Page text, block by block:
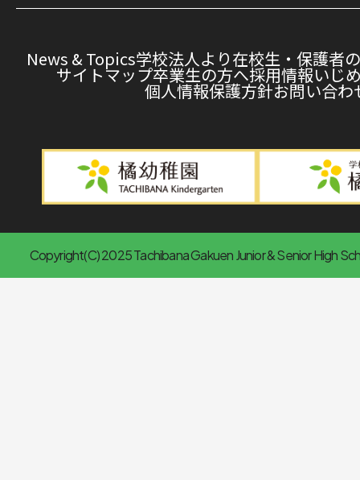
News & Topics学校法人より在校生・保護者
サイトマップ卒業生の方へ採用情報いじ
個人情報保護方針お問い合わ
Copyright(C) 2025 Tachibana Gakuen Junior & Senior High